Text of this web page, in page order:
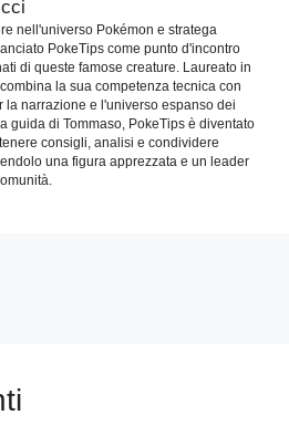
nell'universo Pokémon e stratega
PokeTips come punto d'incontro
di queste famose creature. Laureato in
la sua competenza tecnica con
la narrazione e l'universo espanso dei
guida di Tommaso, PokeTips è diventato
consigli, analisi e condividere
una figura apprezzata e un leader